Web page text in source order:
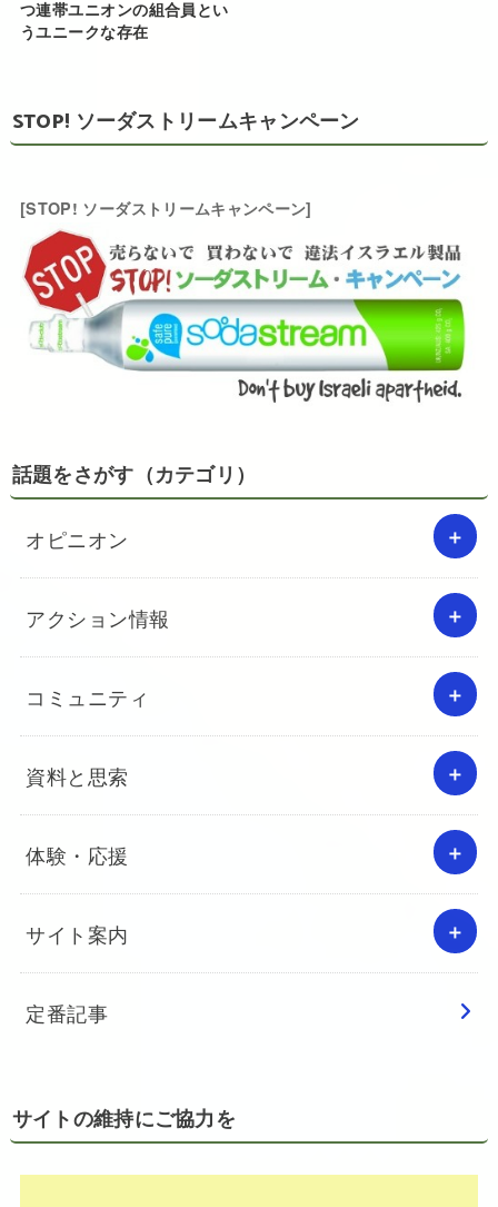
つ連帯ユニオンの組合員とい
うユニークな存在
STOP! ソーダストリームキャンペーン
[STOP! ソーダストリームキャンペーン]
話題をさがす（カテゴリ）
オピニオン
アクション情報
コミュニティ
資料と思索
体験・応援
サイト案内
定番記事
サイトの維持にご協力を